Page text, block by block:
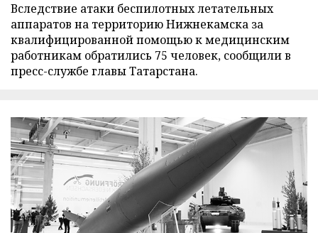
Вследствие атаки беспилотных летательных
аппаратов на территорию Нижнекамска за
квалифицированной помощью к медицинским
работникам обратились 75 человек, сообщили в
пресс-службе главы Татарстана.